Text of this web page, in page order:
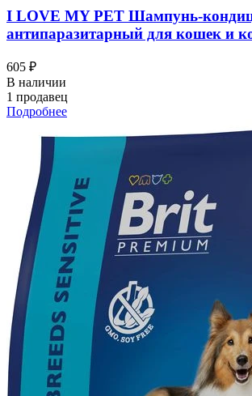
I LOVЕ MY PET Шампунь-
антипаразитарный для кошек и
605 ₽
В наличии
1 продавец
Подробнее